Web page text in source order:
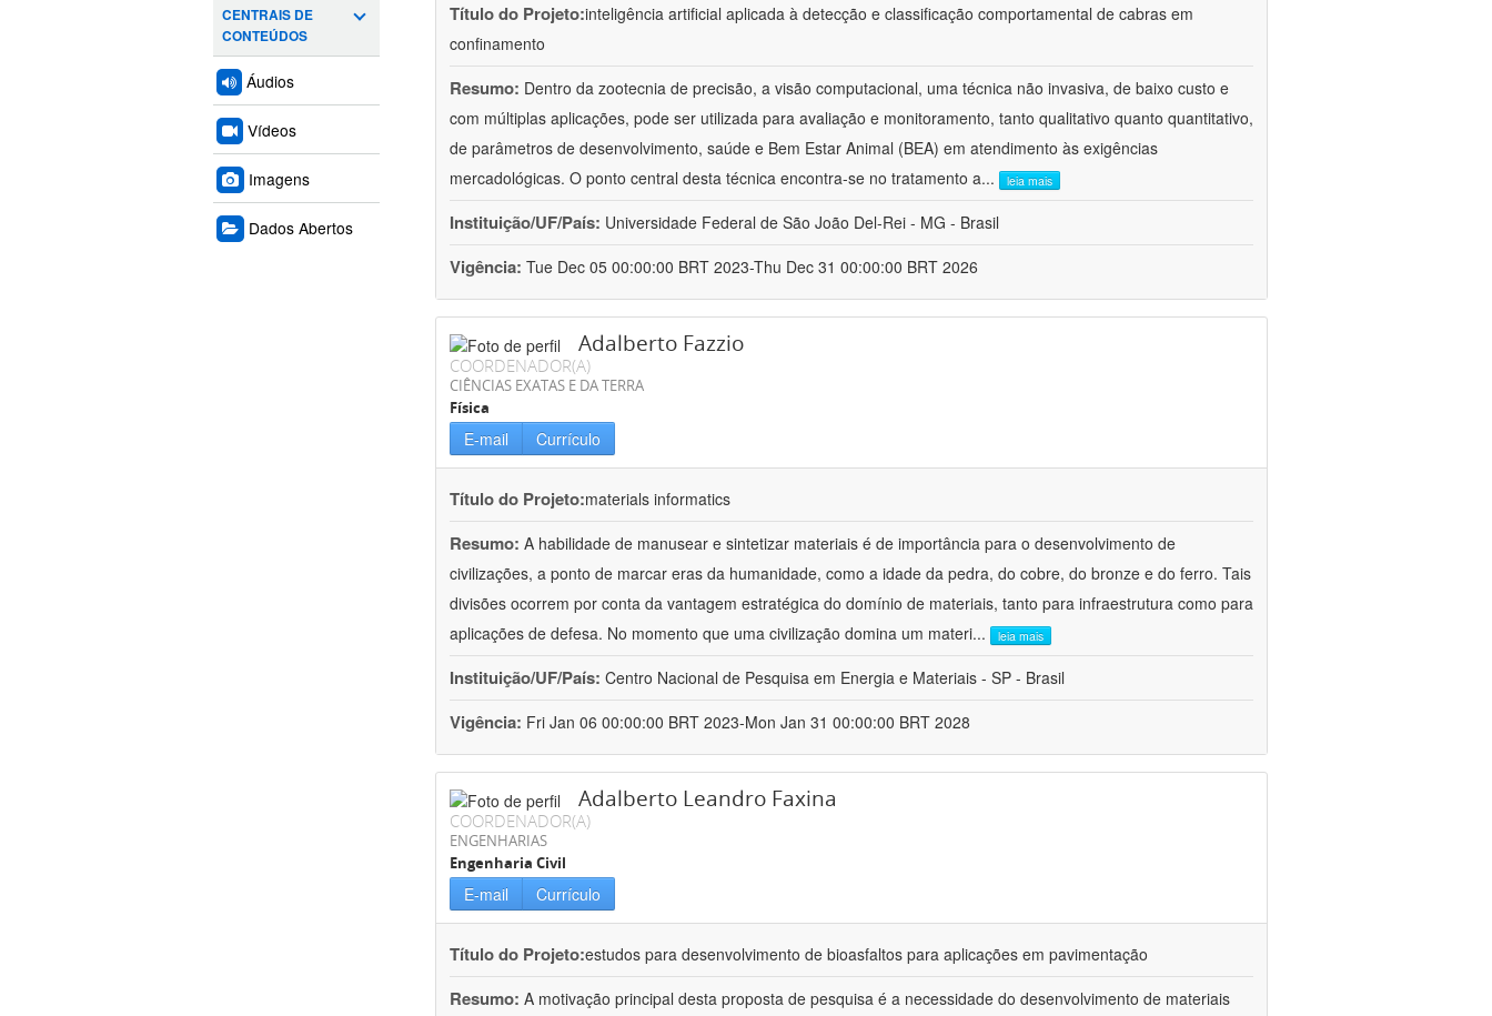
CENTRAIS DE
CONTEÚDOS
Áudios
Vídeos
Imagens
Dados Abertos
Título do Projeto:inteligência artificial aplicada à detecção e classificação comportamental de cabras em
confinamento
Resumo: Dentro da zootecnia de precisão, a visão computacional, uma técnica não invasiva, de baixo custo e
com múltiplas aplicações, pode ser utilizada para avaliação e monitoramento, tanto qualitativo quanto quantitativo,
de parâmetros de desenvolvimento, saúde e Bem Estar Animal (BEA) em atendimento às exigências
mercadológicas. O ponto central desta técnica encontra-se no tratamento a... leia mais
Instituição/UF/País: Universidade Federal de São João Del-Rei - MG - Brasil
Vigência: Tue Dec 05 00:00:00 BRT 2023-Thu Dec 31 00:00:00 BRT 2026
Adalberto Fazzio
COORDENADOR(A)
CIÊNCIAS EXATAS E DA TERRA
Física
E-mail Currículo
Título do Projeto:materials informatics
Resumo: A habilidade de manusear e sintetizar materiais é de importância para o desenvolvimento de
civilizações, a ponto de marcar eras da humanidade, como a idade da pedra, do cobre, do bronze e do ferro. Tais
divisões ocorrem por conta da vantagem estratégica do domínio de materiais, tanto para infraestrutura como para
aplicações de defesa. No momento que uma civilização domina um materi... leia mais
Instituição/UF/País: Centro Nacional de Pesquisa em Energia e Materiais - SP - Brasil
Vigência: Fri Jan 06 00:00:00 BRT 2023-Mon Jan 31 00:00:00 BRT 2028
Adalberto Leandro Faxina
COORDENADOR(A)
ENGENHARIAS
Engenharia Civil
E-mail Currículo
Título do Projeto:estudos para desenvolvimento de bioasfaltos para aplicações em pavimentação
Resumo: A motivação principal desta proposta de pesquisa é a necessidade do desenvolvimento de materiais